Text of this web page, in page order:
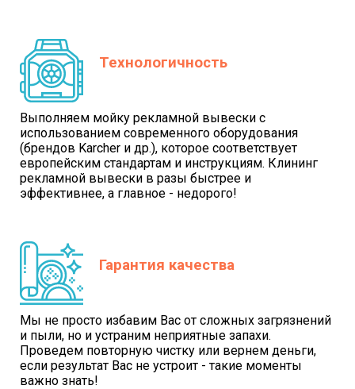
Технологичность
Выполняем мойку рекламной вывески с
использованием современного оборудования
(брендов Karcher и др.), которое соответствует
европейским стандартам и инструкциям. Клининг
рекламной вывески в разы быстрее и
эффективнее, а главное - недорого!
Гарантия качества
Мы не просто избавим Вас от сложных загрязнений
и пыли, но и устраним неприятные запахи.
Проведем повторную чистку или вернем деньги,
если результат Вас не устроит - такие моменты
важно знать!